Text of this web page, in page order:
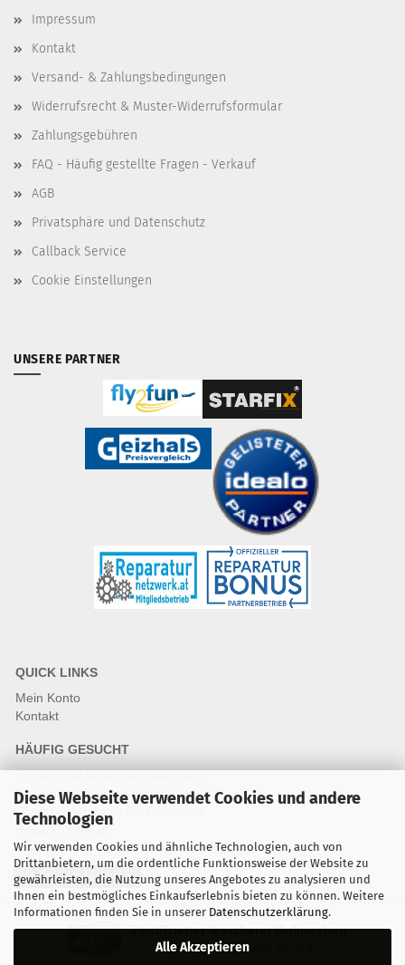
Diese Webseite verwendet Cookies und andere
Technologien
Wir verwenden Cookies und ähnliche Technologien, auch von
Drittanbietern, um die ordentliche Funktionsweise der Website zu
gewährleisten, die Nutzung unseres Angebotes zu analysieren und
Ihnen ein bestmögliches Einkaufserlebnis bieten zu können. Weitere
Informationen finden Sie in unserer Datenschutzerklärung.
Alle Akzeptieren
Impressum
Kontakt
Versand- & Zahlungsbedingungen
Widerrufsrecht & Muster-Widerrufsformular
Zahlungsgebühren
FAQ - Häufig gestellte Fragen - Verkauf
AGB
Privatsphäre und Datenschutz
Callback Service
Cookie Einstellungen
UNSERE PARTNER
QUICK LINKS
Mein Konto
Kontakt
HÄUFIG GESUCHT
Fragen und Antworten Webshop
Fragen & Antworten Reparatur
Qualitätsstandards für Ersatzteile
Reparaturablauf
Vertrag widerrufen
Zertifizierter & sicherer Onlineshop
Kostenloser Versand ab 30 €